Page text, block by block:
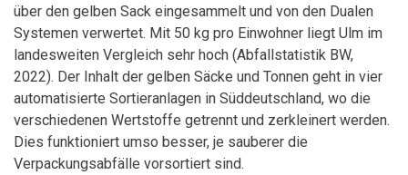
über den gelben Sack eingesammelt und von den Dualen
Systemen verwertet. Mit 50 kg pro Einwohner liegt Ulm im
landesweiten Vergleich sehr hoch (Abfallstatistik BW,
2022). Der Inhalt der gelben Säcke und Tonnen geht in vier
automatisierte Sortieranlagen in Süddeutschland, wo die
verschiedenen Wertstoffe getrennt und zerkleinert werden.
Dies funktioniert umso besser, je sauberer die
Verpackungsabfälle vorsortiert sind.